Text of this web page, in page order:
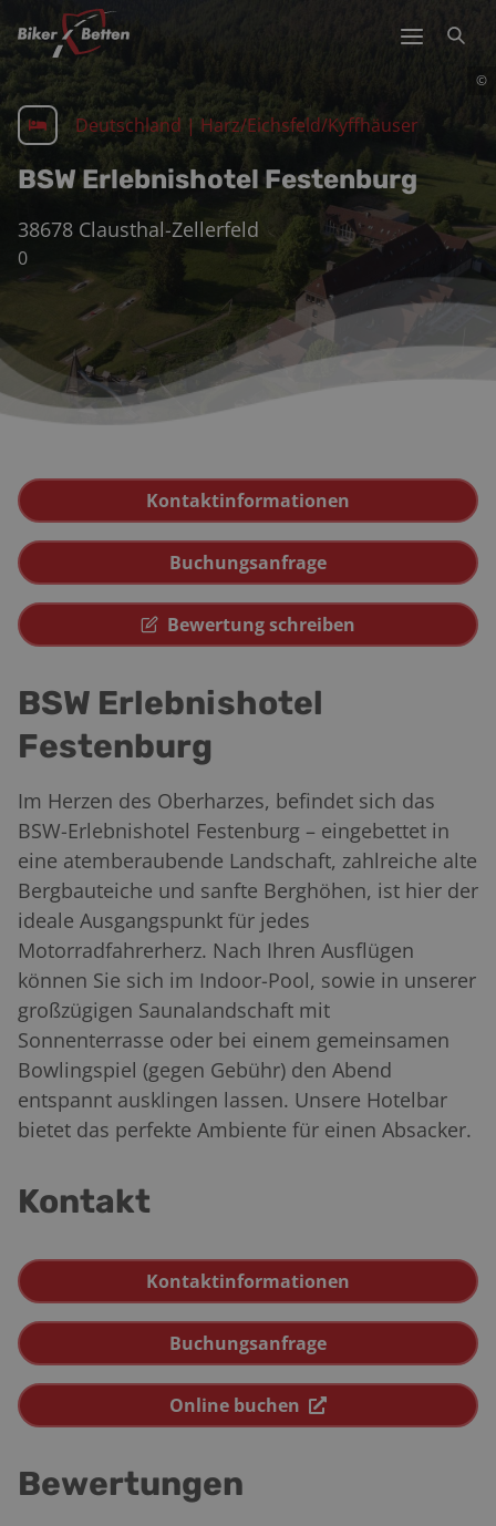
©
Deutschland |Harz/Eichsfeld/Kyffhäuser
BSW Erlebnishotel Festenburg
38678 Clausthal-Zellerfeld
0
Kontaktinformationen
Buchungsanfrage
Bewertung schreiben
BSW Erlebnishotel
Festenburg
Im Herzen des Oberharzes, befindet sich das
BSW-Erlebnishotel Festenburg – eingebettet in
eine atemberaubende Landschaft, zahlreiche alte
Bergbauteiche und sanfte Berghöhen, ist hier der
ideale Ausgangspunkt für jedes
Motorradfahrerherz. Nach Ihren Ausflügen
können Sie sich im Indoor-Pool, sowie in unserer
großzügigen Saunalandschaft mit
Sonnenterrasse oder bei einem gemeinsamen
Bowlingspiel (gegen Gebühr) den Abend
entspannt ausklingen lassen. Unsere Hotelbar
bietet das perfekte Ambiente für einen Absacker.
Kontakt
Kontaktinformationen
Buchungsanfrage
Online buchen
Bewertungen